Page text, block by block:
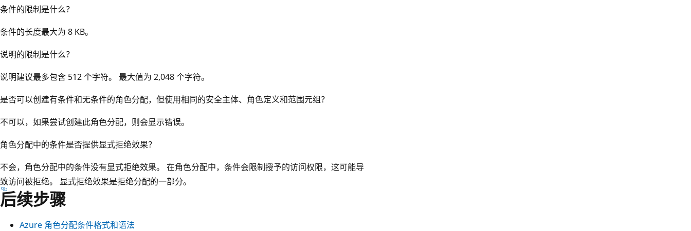
条件的限制是什么？
条件的长度最大为 8 KB。
说明的限制是什么？
说明建议最多包含 512 个字符。 最大值为 2,048 个字符。
是否可以创建有条件和无条件的角色分配，但使用相同的安全主体、角色定义和范围元组？
不可以，如果尝试创建此角色分配，则会显示错误。
角色分配中的条件是否提供显式拒绝效果？
不会，角色分配中的条件没有显式拒绝效果。 在角色分配中，条件会限制授予的访问权限，这可能导
致访问被拒绝。 显式拒绝效果是拒绝分配的一部分。
后续步骤
Azure 角色分配条件格式和语法